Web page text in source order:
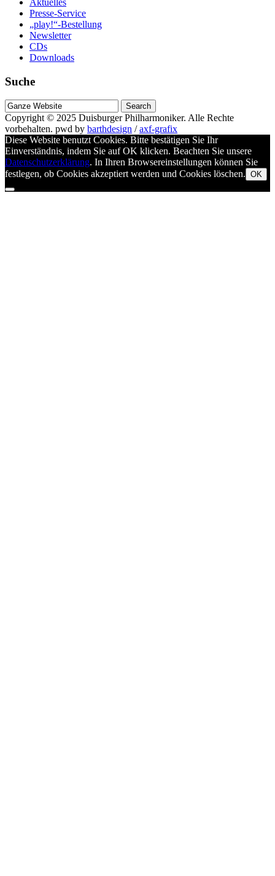
Aktuelles
Presse-Service
„play!“-Bestellung
Newsletter
CDs
Downloads
Suche
Suche
nach
Copyright © 2025 Duisburger Philharmoniker. Alle Rechte
vorbehalten. pwd by barthdesign /axf-grafix
Diese Website benutzt Cookies. Bitte bestätigen Sie Ihr
Einverständnis, indem Sie auf OK klicken. Beachten Sie unsere
Datenschutzerklärung. In Ihren Browsereinstellungen können Sie
festlegen, ob Cookies akzeptiert werden und Cookies löschen. OK